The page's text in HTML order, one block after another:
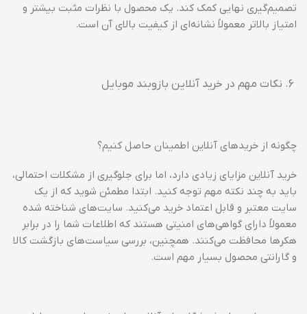
تصمیم‌گیری نهایی کمک کند. یک محصول با نظرات مثبت بیشتر و
امتیاز بالاتر معمولاً نشانه‌ای از کیفیت بالای آن است.
نکات مهم در خرید آنلاین بازوبند موبایل
چگونه از خریدهای آنلاین اطمینان حاصل کنیم؟
خرید آنلاین مزایای زیادی دارد، اما برای جلوگیری از مشکلات احتمالی،
باید به چند نکته مهم توجه کنید. ابتدا مطمئن شوید که از یک
سایت معتبر و قابل اعتماد خرید می‌کنید. سایت‌های شناخته شده
معمولاً دارای گواهی‌های امنیتی هستند که اطلاعات شما را در برابر
هکرها محافظت می‌کنند. همچنین، بررسی سیاست‌های بازگشت کالا
و گارانتی محصول بسیار مهم است.